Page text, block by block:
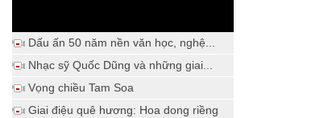
Dấu ấn 50 năm nền văn học, nghệ...
Nhạc sỹ Quốc Dũng và những giai...
Vọng chiều Tam Soa
Giai điệu quê hương: Hoa dong riềng